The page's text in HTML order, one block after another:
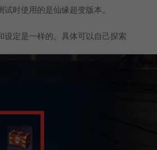
时使用的是仙缘超变版本。
设定是一样的。具体可以自己探索